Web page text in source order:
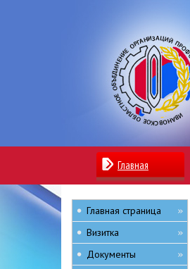
Главная
Главная страница »
Визитка »
Документы »